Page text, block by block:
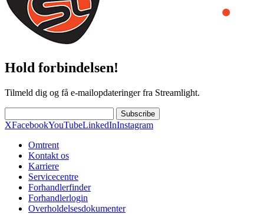
Hold forbindelsen!
Tilmeld dig og få e-mailopdateringer fra Streamlight.
Subscribe
XFacebookYouTubeLinkedInInstagram
Omtrent
Kontakt os
Karriere
Servicecentre
Forhandlerfinder
Forhandlerlogin
Overholdelsesdokumenter